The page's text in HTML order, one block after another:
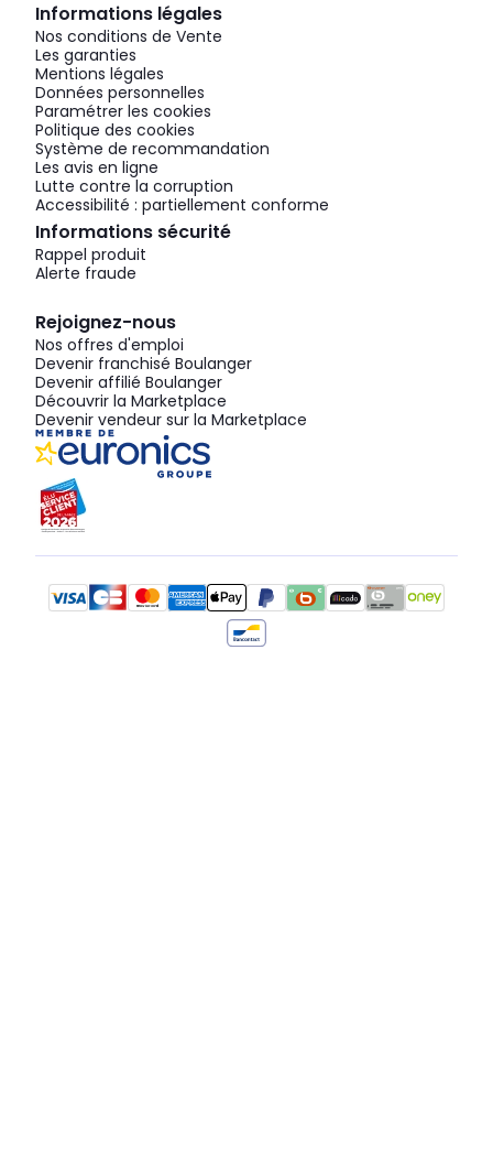
Informations légales
Nos conditions de Vente
Les garanties
Mentions légales
Données personnelles
Paramétrer les cookies
Politique des cookies
Système de recommandation
Les avis en ligne
Lutte contre la corruption
Accessibilité : partiellement conforme
Informations sécurité
Rappel produit
Alerte fraude
Rejoignez-nous
Nos offres d'emploi
Devenir franchisé Boulanger
Devenir affilié Boulanger
Découvrir la Marketplace
Devenir vendeur sur la Marketplace